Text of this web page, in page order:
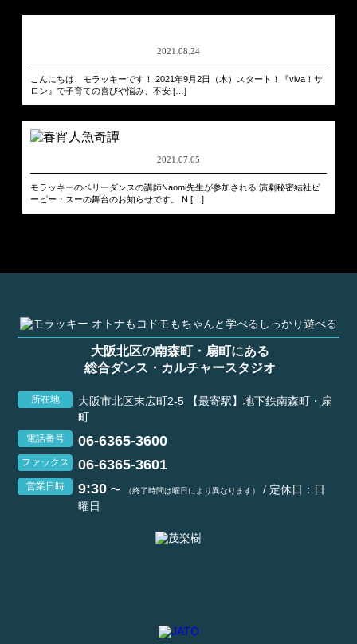
2021.08.24
こんにちは、モラッキーです！ 2021年9月2日（木）スタート！『viva！サ
ロン』で子育ての喜びや悩み、不安 […]
2021.07.05
モラッキーのベリーダンスの講師Naomi先生が参加される 演劇秘密結社ピ
ーピー・スーの舞台のお知らせです。 N […]
大阪北区の南森町・扇町にある
総合ダンス・カルチャースタジオ
所在地
大阪市北区末広町2-5 【最寄駅】地下鉄南森町・扇
町
電話番号 06-6365-3600
ファックス 06-6365-3601
営業日時 9:30 〜 （終了時間は曜日により異なります）
/ 定休日：日
曜日